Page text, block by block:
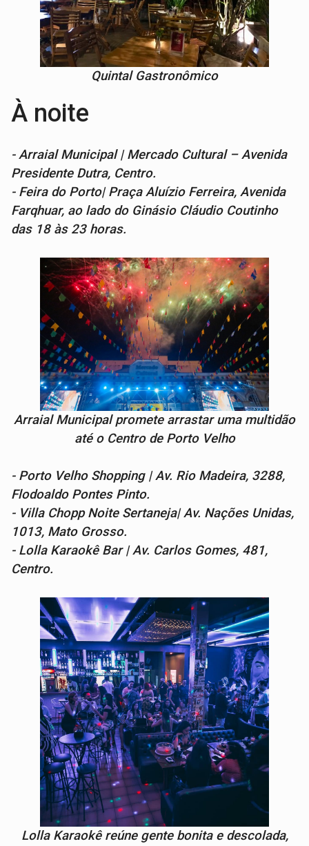
Quintal Gastronômico
À noite
- Arraial Municipal | Mercado Cultural – Avenida
Presidente Dutra, Centro.
- Feira do Porto| Praça Aluízio Ferreira, Avenida
Farqhuar, ao lado do Ginásio Cláudio Coutinho
das 18 às 23 horas.
Arraial Municipal promete arrastar uma multidão
até o Centro de Porto Velho
- Porto Velho Shopping | Av. Rio Madeira, 3288,
Flodoaldo Pontes Pinto.
- Villa Chopp Noite Sertaneja| Av. Nações Unidas,
1013, Mato Grosso.
- Lolla Karaokê Bar | Av. Carlos Gomes, 481,
Centro.
Lolla Karaokê reúne gente bonita e descolada,